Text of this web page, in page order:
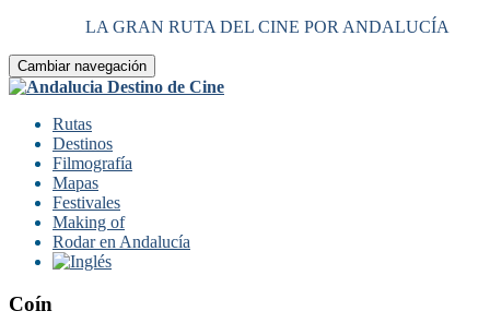
LA GRAN RUTA DEL CINE POR ANDALUCÍA
Cambiar navegación
Rutas
Destinos
Filmografía
Mapas
Festivales
Making of
Rodar en Andalucía
Coín